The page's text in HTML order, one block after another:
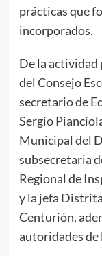
prácticas que
incorporados.
De la
del Consejo
secretario de
Sergio
Municipal del
subsecretaria
Regional de
y la jefa
Centurión,
autoridades de